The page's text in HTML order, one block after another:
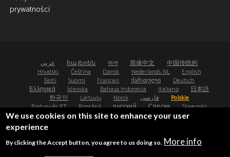
prywatności
عربي հայերեն বাংলা 简体中文
中国传统的
Hrvatski
Čeština Dansk Nederlands NL
English
Eesti
Suomi Français ქართული
Deutsch
Ελληνικά
Íslenska Bahasa Indonesia Italiano
日本語
한국인
Lietuvių Norsk فارسی
Polskie
Português PT
Română русский Српски
Slovenský
Español
Svenska ไทย Türk Українська
©2008-2026 - Osteoporosis Research Ltd, UK
We use cookies on this site to enhance your user
experience
By clicking the Accept button, you agree to us doing so. More info